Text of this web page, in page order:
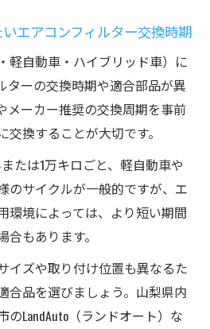
エアコンフィルター交換時期
軽自動車・ハイブリッド車）に
ターの交換時期や適合部品が異
メーカー推奨の交換周期を事前
換することが大切です。
たは1万キロごと、軽自動車や
のサイクルが一般的ですが、エ
環境によっては、より短い期間
もあります。
イズや取り付け位置も異なるた
合品を選びましょう。山梨県内
LandAuto（ランドオート）な